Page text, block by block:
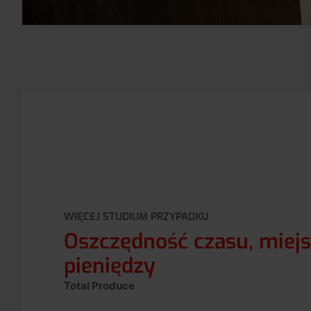
WIĘCEJ STUDIUM PRZYPADKU
Oszczędność czasu,
pieniędzy
Total Produce